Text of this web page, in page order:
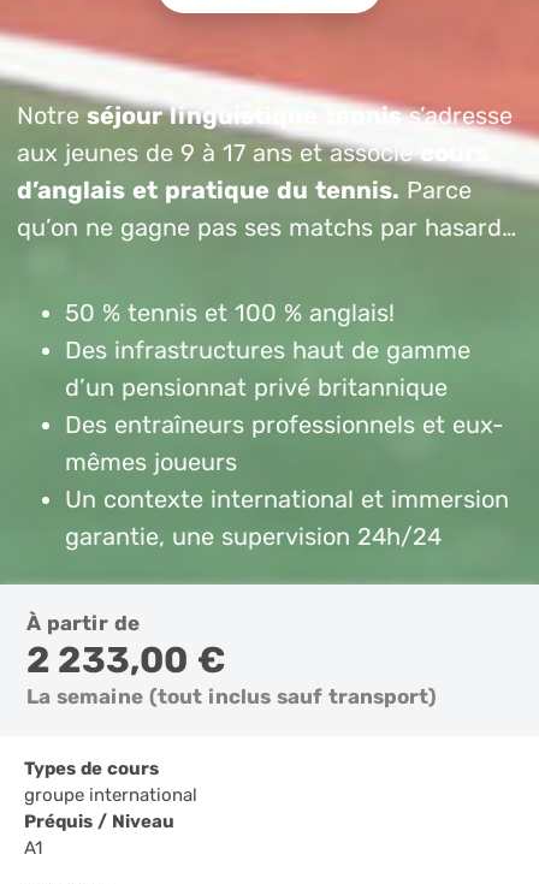
Notre séjour linguistique tenniss’adresse
aux jeunes de 9 à 17 ans et associecours
d’anglais et pratique du tennis. Parce
qu’on ne gagne pas ses matchs par hasard…
50 % tennis et 100 % anglais!
Des infrastructures haut de gamme
d’un pensionnat privé britannique
Des entraîneurs professionnels et eux-
mêmes joueurs
Un contexte international et immersion
garantie, une supervision 24h/24
À partir de
2 233,00 €
La semaine (tout inclus sauf transport)
Types de cours
groupe international
Préquis / Niveau
A1